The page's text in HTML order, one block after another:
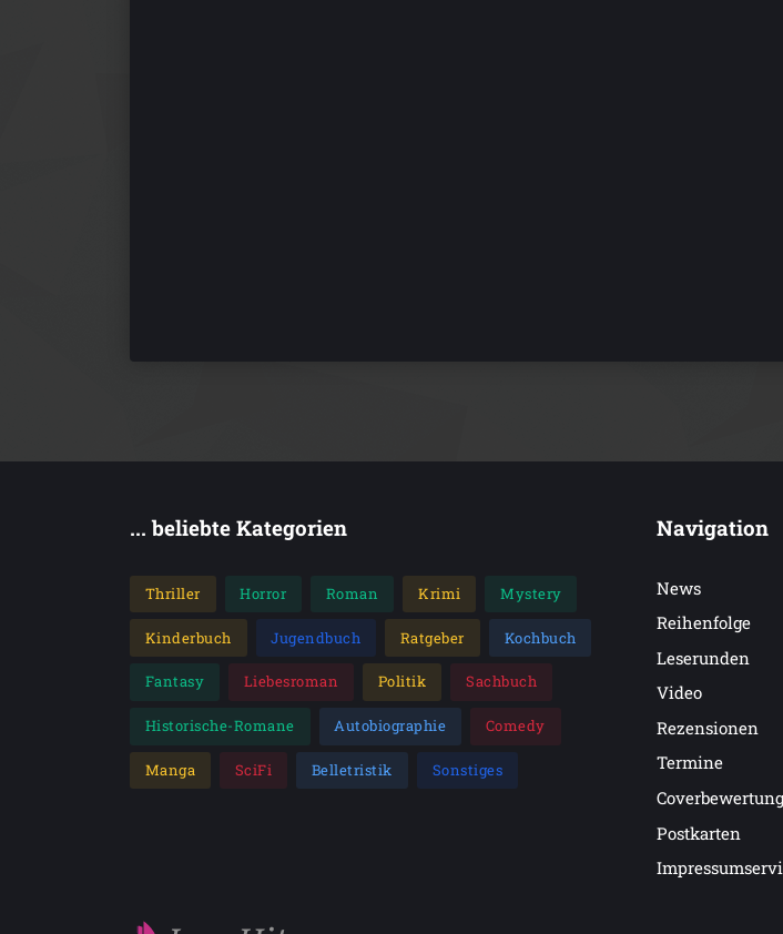
... beliebte Kategorien
Thriller Horror Roman Krimi Mystery
Kinderbuch Jugendbuch Ratgeber Kochbuch
Fantasy Liebesroman Politik Sachbuch
Historische-Romane Autobiographie Comedy
Manga SciFi Belletristik Sonstiges
Navigation
News
Reihenfolge
Leserunden
Video
Rezensionen
Termine
Coverbewertung
Postkarten